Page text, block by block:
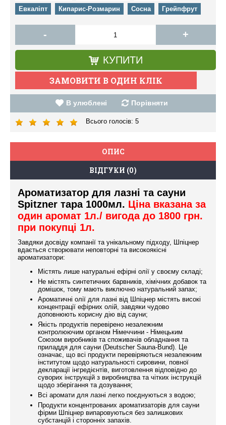
Евкаліпт
Кипарис-Розмарин Сосна Грейпфрут
- +
КУПИТИ
В улюблені Порівняти
Всього голосів: 5
ОПИС
ВІДГУКИ (0)
Ароматизатор для лазні та сауни
Spitzner тара 1000мл. Ціна вказана за
один аромат 1л./ вигода до 1800 грн.
при покупці 1л.
Завдяки досвіду компанії та унікальному підходу, Шпіцнер
вдається створювати неповторні та високоякісні
ароматизатори:
Містять лише натуральні ефірні олії у своєму складі;
Не містять синтетичних барвників, хімічних добавок та
домішок, тому мають виключно натуральний запах;
Ароматичні олії для лазні від Шпіцнер містять високі
концентрації ефірних олій, завдяки чудово
доповнюють корисну дію від сауни;
Якість продуктів перевірено незалежним
контролюючим органом Німеччини - Німецьким
Союзом виробників та споживачів обладнання та
приладдя для сауни (Deutscher Sauna-Bund). Це
означає, що всі продукти перевіряються незалежним
інститутом щодо натуральності сировини, повної
декларації інгредієнтів, виготовлення відповідно до
суворих інструкцій з виробництва та чітких інструкцій
щодо зберігання та дозування;
Всі аромати для лазні легко поєднуються з водою;
Продукти концентрованих ароматизаторів для сауни
фірми Шпіцнер випаровуються без залишкових
субстанцій і сторонніх запахів.